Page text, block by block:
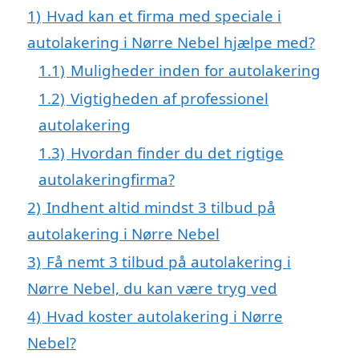
1) Hvad kan et firma med speciale i
autolakering i Nørre Nebel hjælpe med?
1.1) Muligheder inden for autolakering
1.2) Vigtigheden af professionel
autolakering
1.3) Hvordan finder du det rigtige
autolakeringfirma?
2) Indhent altid mindst 3 tilbud på
autolakering i Nørre Nebel
3) Få nemt 3 tilbud på autolakering i
Nørre Nebel, du kan være tryg ved
4) Hvad koster autolakering i Nørre
Nebel?